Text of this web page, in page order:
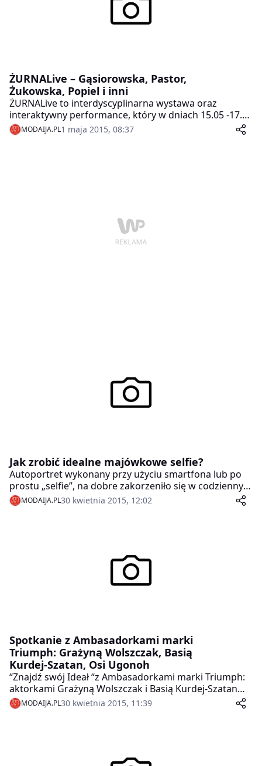
ŻURNALive – Gąsiorowska, Pastor,
Żukowska, Popiel i inni
ŻURNALive to interdyscyplinarna wystawa oraz
interaktywny performance, który w dniach 15.05 -17.05
br. odbędzie się na Mysiej 3 w Warszawie. Za
wydarzeniem stoi Piotr Hull – wydawca magazynu
MODAIJA.PL1 maja 2015, 08:37
Jak zrobić idealne majówkowe selfie?
Autoportret wykonany przy użyciu smartfona lub po
prostu „selfie”, na dobre zakorzeniło się w codziennym
życiu. Wykorzystując aparat telefonu komunikujemy
znajomym w jakim jesteśmy nastroju, co robimy i
pokazać siebie na tle pięknych miejsc, które
MODAIJA.PL30 kwietnia 2015, 12:02
Spotkanie z Ambasadorkami marki
Triumph: Grażyną Wolszczak, Basią
Kurdej-Szatan, Osi Ugonoh
“Znajdź swój Ideał “z Ambasadorkami marki Triumph:
aktorkami Grażyną Wolszczak i Basią Kurdej-Szatan
oraz modelką Osi Ugonoh.
MODAIJA.PL30 kwietnia 2015, 11:39